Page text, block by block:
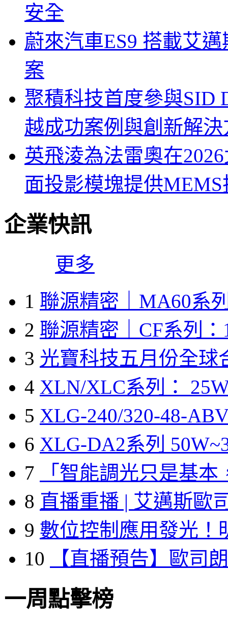
安全
蔚來汽車ES9 搭載艾
案
聚積科技首度參與SID
越成功案例與創新解決
英飛淩為法雷奧在
面投影模塊提供MEMS
企業快訊
更多
1 聯源精密｜MA60系
2 聯源精密｜CF系列：
3 光寶科技五月份全球
4 XLN/XLC系列：
5 XLG-240/320-48-
6 XLG-DA2系列
7
「智能調光只是基本
8 直播重播 | 艾邁斯歐
9 數位控制應用發光！
10
【直播預告】歐司
一周點擊榜